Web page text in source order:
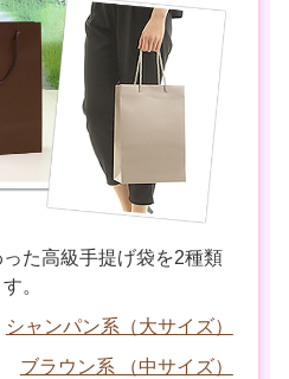
た高級手提げ袋を2種類
。
シャンパン系（大サイズ）
ブラウン系 （中サイズ）